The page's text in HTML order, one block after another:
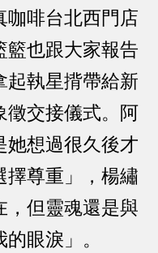
咖啡台北西門店
籃也跟大家報告
起執星揹帶給新
徵交接儀式。阿
她想過很久後才
擇尊重」，楊繡
，但靈魂還是與
眼淚」。